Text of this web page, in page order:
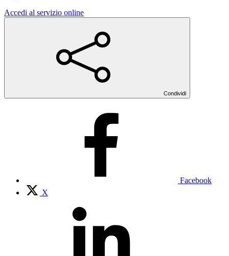
Accedi al servizio online
Condividi
Facebook
X